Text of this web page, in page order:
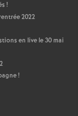
!
2022
en live le 30 mai
!